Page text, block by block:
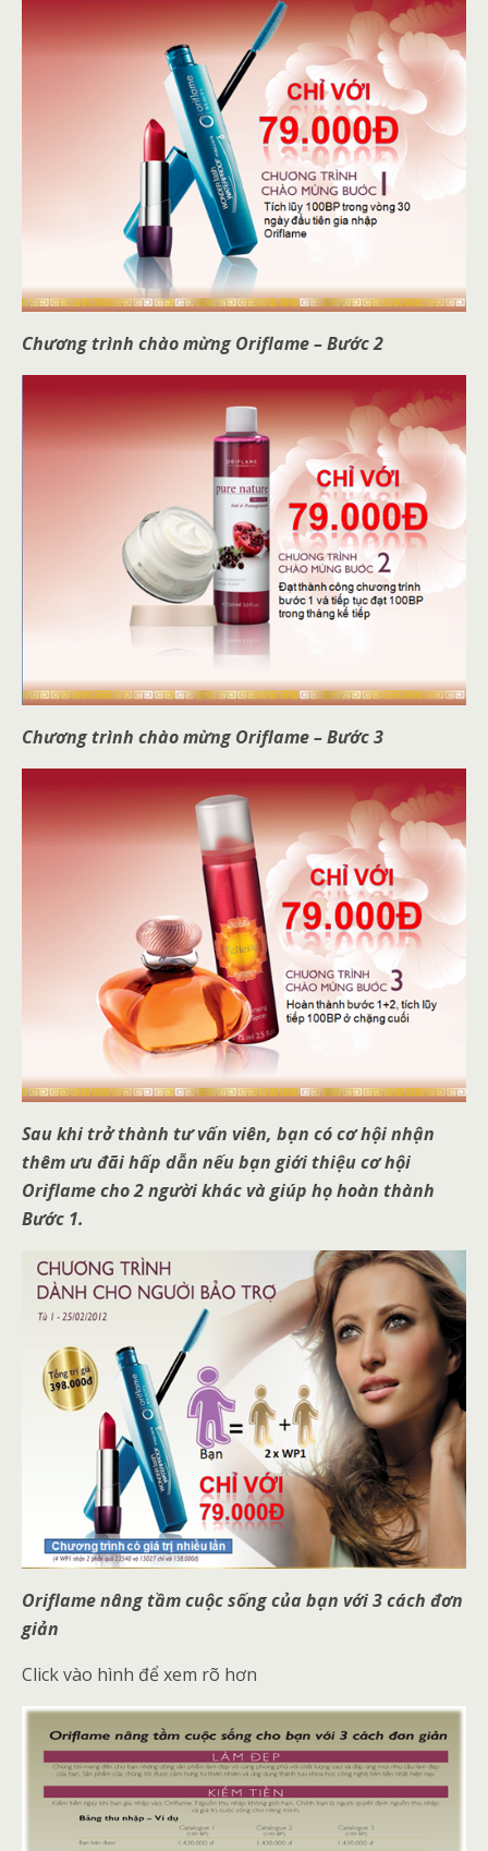
Chương trình chào mừng Oriflame – Bước 2
Chương trình chào mừng Oriflame – Bước 3
Sau khi trở thành tư vấn viên, bạn có cơ hội nhận
thêm ưu đãi hấp dẫn nếu bạn giới thiệu cơ hội
Oriflame cho 2 người khác và giúp họ hoàn thành
Bước 1.
Oriflame nâng tầm cuộc sống của bạn với 3 cách đơn
giản
Click vào hình để xem rõ hơn